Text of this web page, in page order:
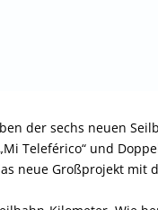
der sechs neuen
Teleférico“ und
neue Großprojekt mit